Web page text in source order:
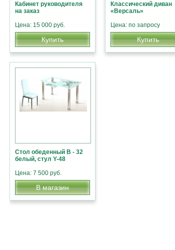
Кабинет руководителя
на заказ
Цена: 15 000 руб.
Купить
Классический диван
«Версаль»
Цена: по запросу
Купить
Стол обеденный В - 32
белый, стул Y-48
Цена: 7 500 руб.
В магазин